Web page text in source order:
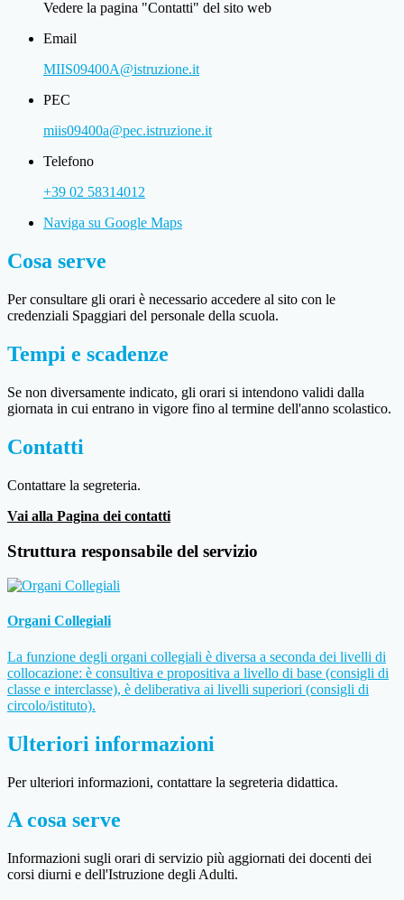
Vedere la pagina "Contatti" del sito web
Email
MIIS09400A@istruzione.it
PEC
miis09400a@pec.istruzione.it
Telefono
+39 02 58314012
Naviga su Google Maps
Cosa serve
Per consultare gli orari è necessario accedere al sito con le
credenziali Spaggiari del personale della scuola.
Tempi e scadenze
Se non diversamente indicato, gli orari si intendono validi dalla
giornata in cui entrano in vigore fino al termine dell'anno scolastico.
Contatti
Contattare la segreteria.
Vai alla Pagina dei contatti
Struttura responsabile del servizio
Organi Collegiali
La funzione degli organi collegiali è diversa a seconda dei livelli di
collocazione: è consultiva e propositiva a livello di base (consigli di
classe e interclasse), è deliberativa ai livelli superiori (consigli di
circolo/istituto).
Ulteriori informazioni
Per ulteriori informazioni, contattare la segreteria didattica.
A cosa serve
Informazioni sugli orari di servizio più aggiornati dei docenti dei
corsi diurni e dell'Istruzione degli Adulti.